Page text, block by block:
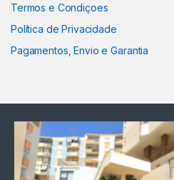
Termos e Condiçoes
Política de Privacidade
Pagamentos, Envio e Garantia